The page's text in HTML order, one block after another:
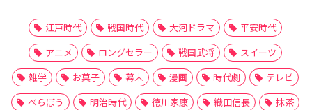
江戸時代 戦国時代 大河ドラマ
平安時代
アニメ
ロングセラー 戦国武将
スイーツ
雑学
お菓子 幕末 漫画 時代劇
テレビ
べらぼう
明治時代 徳川家康 織田信長
抹茶